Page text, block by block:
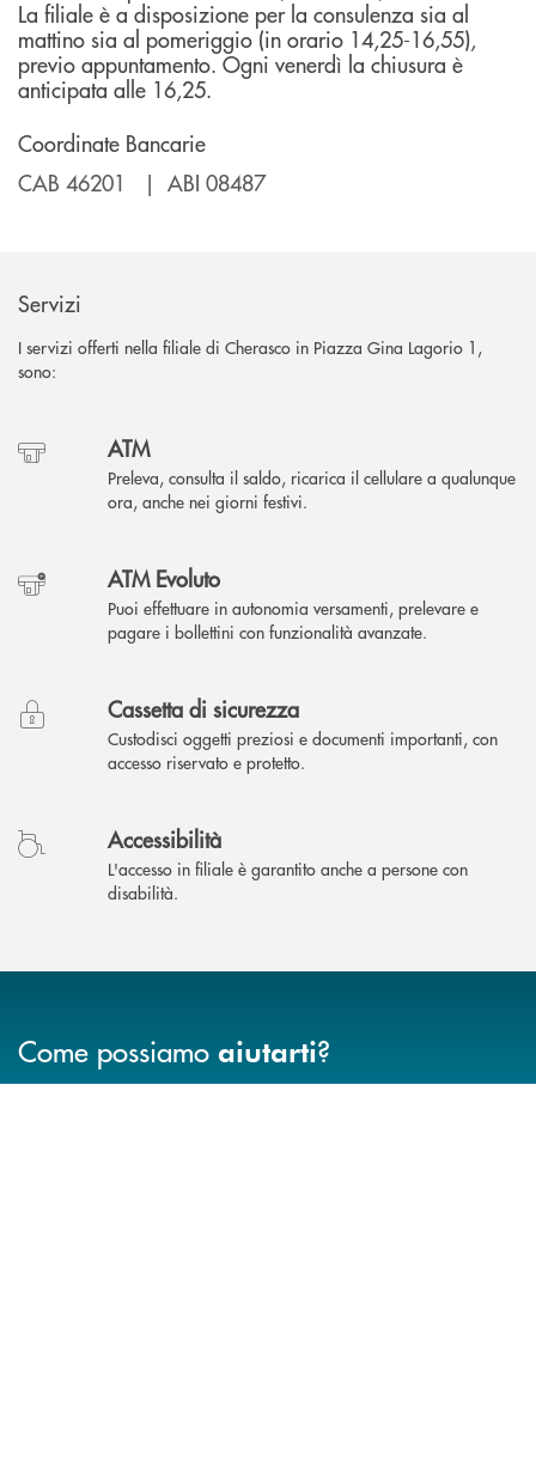
La filiale è a disposizione per la consulenza sia al
mattino sia al pomeriggio (in orario 14,25-16,55),
previo appuntamento. Ogni venerdì la chiusura è
anticipata alle 16,25.
Coordinate Bancarie
CAB 46201 | ABI 08487
Servizi
I servizi offerti nella filiale di Cherasco in Piazza Gina Lagorio 1,
sono:
ATM
Preleva, consulta il saldo, ricarica il cellulare a qualunque
ora, anche nei giorni festivi.
ATM Evoluto
Puoi effettuare in autonomia versamenti, prelevare e
pagare i bollettini con funzionalità avanzate.
Cassetta di sicurezza
Custodisci oggetti preziosi e documenti importanti, con
accesso riservato e protetto.
Accessibilità
L'accesso in filiale è garantito anche a persone con
disabilità.
Come possiamo aiutarti?